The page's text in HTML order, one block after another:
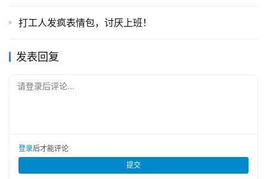
https://www.dnqc.com/weixin/853.html
打工人发疯表情包，讨厌上班！
发表回复
请登录后评论...
登录后才能评论
提交